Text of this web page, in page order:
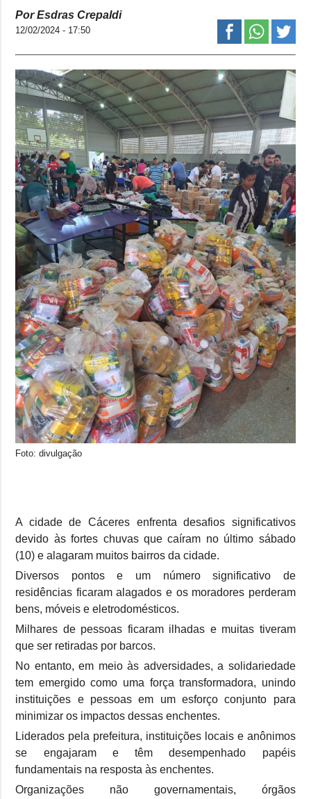
Por Esdras Crepaldi
12/02/2024 - 17:50
Foto: divulgação
A cidade de Cáceres enfrenta desafios significativos
devido às fortes chuvas que caíram no último sábado
(10) e alagaram muitos bairros da cidade.
Diversos pontos e um número significativo de
residências ficaram alagados e os moradores perderam
bens, móveis e eletrodomésticos.
Milhares de pessoas ficaram ilhadas e muitas tiveram
que ser retiradas por barcos.
No entanto, em meio às adversidades, a solidariedade
tem emergido como uma força transformadora, unindo
instituições e pessoas em um esforço conjunto para
minimizar os impactos dessas enchentes.
Liderados pela prefeitura, instituições locais e anônimos
se engajaram e têm desempenhado papéis
fundamentais na resposta às enchentes.
Organizações não governamentais, órgãos